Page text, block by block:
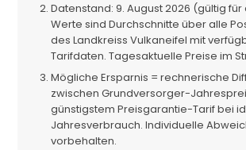
Datenstand: 9. August 2026 (gültig
Werte sind Durchschnitte über alle
des Landkreiss Vulkaneifel mit
Tarifdaten. Tagesaktuelle Preise im
Mögliche Ersparnis = rechnerische
zwischen Grundversorger-
günstigstem Preisgarantie-Tarif bei
Jahresverbrauch. Individuelle
vorbehalten.